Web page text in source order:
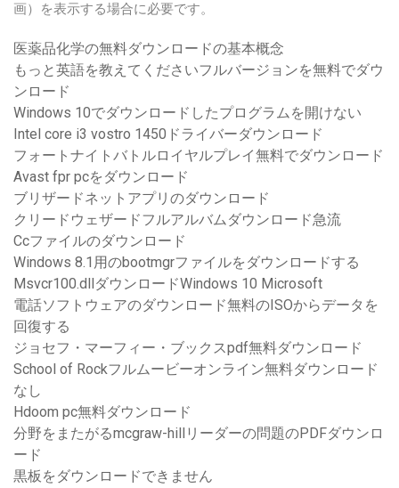
画）を表示する場合に必要です。
医薬品化学の無料ダウンロードの基本概念
もっと英語を教えてくださいフルバージョンを無料でダウ
ンロード
Windows 10でダウンロードしたプログラムを開けない
Intel core i3 vostro 1450ドライバーダウンロード
フォートナイトバトルロイヤルプレイ無料でダウンロード
Avast fpr pcをダウンロード
ブリザードネットアプリのダウンロード
クリードウェザードフルアルバムダウンロード急流
Ccファイルのダウンロード
Windows 8.1用のbootmgrファイルをダウンロードする
Msvcr100.dllダウンロードWindows 10 Microsoft
電話ソフトウェアのダウンロード無料のISOからデータを
回復する
ジョセフ・マーフィー・ブックスpdf無料ダウンロード
School of Rockフルムービーオンライン無料ダウンロード
なし
Hdoom pc無料ダウンロード
分野をまたがるmcgraw-hillリーダーの問題のPDFダウンロ
ード
黒板をダウンロードできません